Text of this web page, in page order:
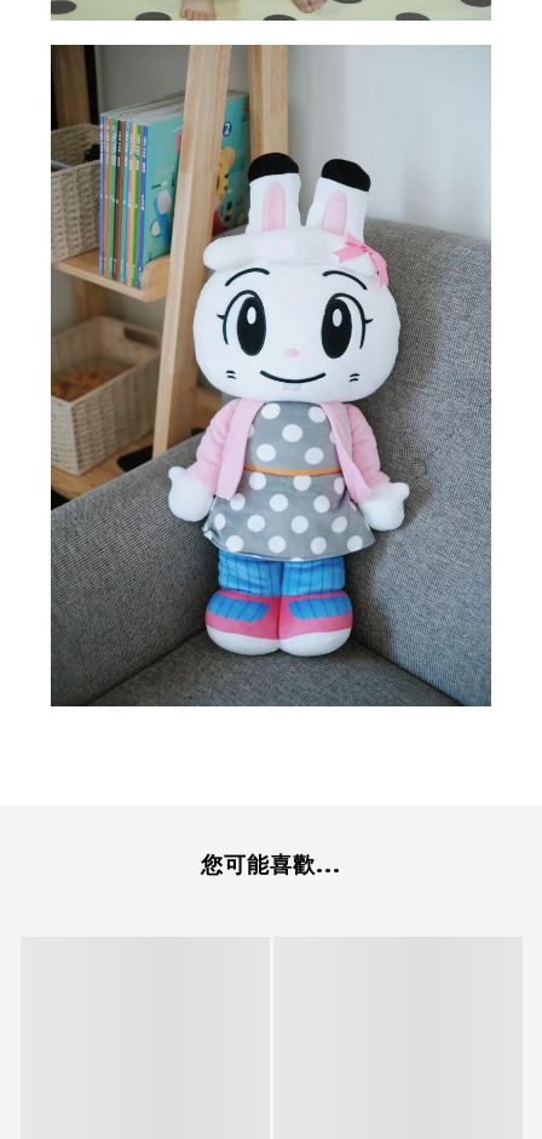
您可能喜歡...